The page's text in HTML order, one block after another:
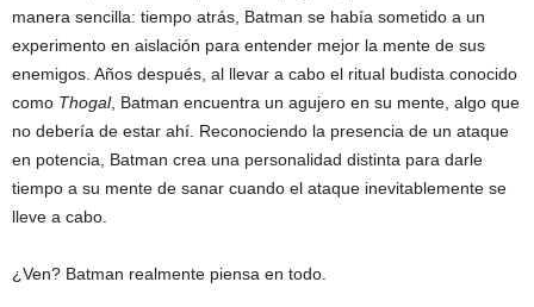
manera sencilla: tiempo atrás, Batman se había sometido a un
experimento en aislación para entender mejor la mente de sus
enemigos. Años después, al llevar a cabo el ritual budista conocido
como Thogal, Batman encuentra un agujero en su mente, algo que
no debería de estar ahí. Reconociendo la presencia de un ataque
en potencia, Batman crea una personalidad distinta para darle
tiempo a su mente de sanar cuando el ataque inevitablemente se
lleve a cabo.
¿Ven? Batman realmente piensa en todo.